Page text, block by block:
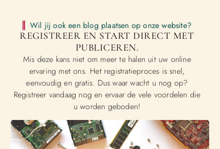
Wil jij ook een blog plaatsen op onze website?
REGISTREER EN START DIRECT MET
PUBLICEREN.
Mis deze kans niet om meer te halen uit uw online
ervaring met ons. Het registratieproces is snel,
eenvoudig en gratis. Dus waar wacht u nog op?
Registreer vandaag nog en ervaar de vele voordelen die
u worden geboden!